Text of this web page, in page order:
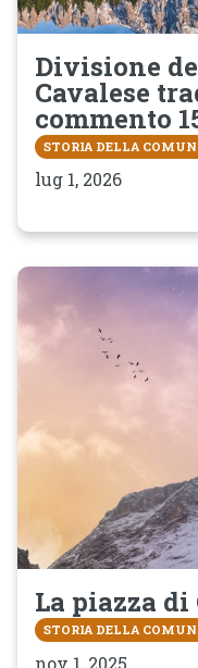
Divisione
Cavalese
commento
STORIA DELLA
lug 1, 2026
La piazza di
STORIA DELLA
nov 1, 2025